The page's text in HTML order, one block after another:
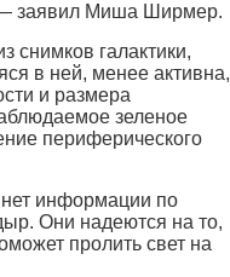
— заявил Миша Ширмер.
снимков галактики,
в ней, менее активна,
и размера
зеленое
периферического
нет информации по
Они надеются на то,
пролить свет на